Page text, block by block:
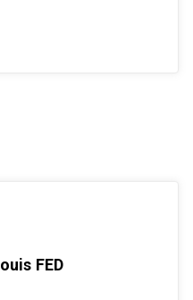
FED